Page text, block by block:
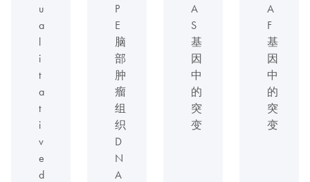
u
a
l
i
t
a
t
i
v
e
d
P
E
脑
部
肿
瘤
组
织
D
N
A
A
S
基
因
中
的
突
变
A
F
基
因
中
的
突
变